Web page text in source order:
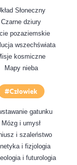
Słoneczny
Czarne dziury
pozaziemskie
wszechświata
kosmiczne
Mapy nieba
Człowiek
gatunku
Mózg i umysł
i szaleństwo
i fizjologia
i futurologia